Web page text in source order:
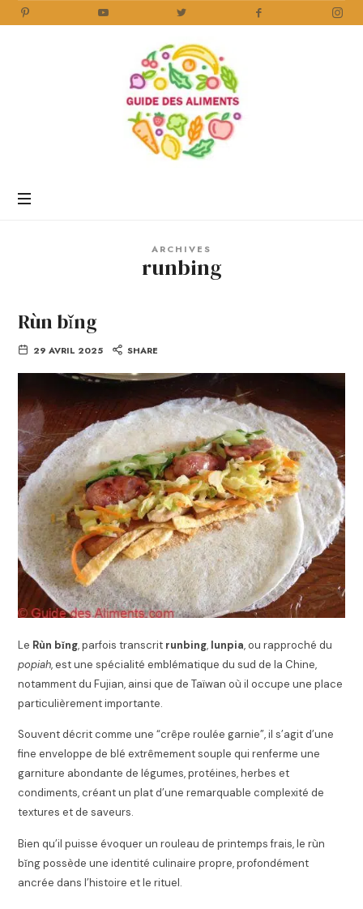
Aliments
ARCHIVES
runbing
Rùn bǐng
29 AVRIL 2025 SHARE
Le Rùn bǐng, parfois transcrit runbing, lunpia, ou rapproché du
popiah, est une spécialité emblématique du sud de la Chine,
notamment duFujian, ainsi que deTaïwan où il occupe une place
particulièrement importante.
Souvent décrit comme une “crêpe roulée garnie”, il s’agit d’une
fine enveloppe de blé extrêmement souple qui renferme une
garniture abondante de légumes, protéines, herbes et
condiments, créant un plat d’une remarquable complexité de
textures et de saveurs.
Bien qu’il puisse évoquer un rouleau de printemps frais, le rùn
bǐng possède une identité culinaire propre, profondément
ancrée dans l’histoire et le rituel.